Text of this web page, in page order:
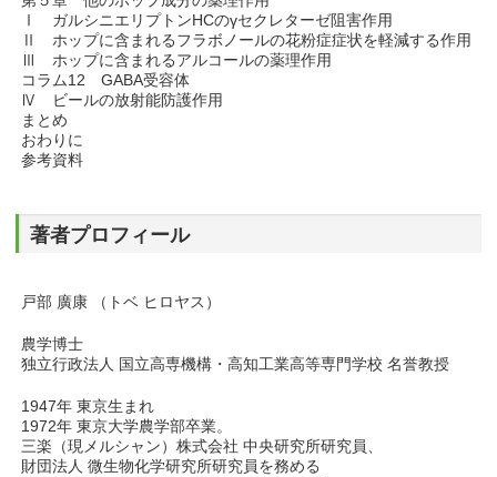
Ⅰ ガルシニエリプトンHCのγセクレターゼ阻害作用
Ⅱ ホップに含まれるフラボノールの花粉症症状を軽減する作用
Ⅲ ホップに含まれるアルコールの薬理作用
コラム12 GABA受容体
Ⅳ ビールの放射能防護作用
まとめ
おわりに
参考資料
著者プロフィール
戸部 廣康 （トベ ヒロヤス）
農学博士
独立行政法人 国立高専機構・高知工業高等専門学校 名誉教授
1947年 東京生まれ
1972年 東京大学農学部卒業。
三楽（現メルシャン）株式会社 中央研究所研究員、
財団法人 微生物化学研究所研究員を務める